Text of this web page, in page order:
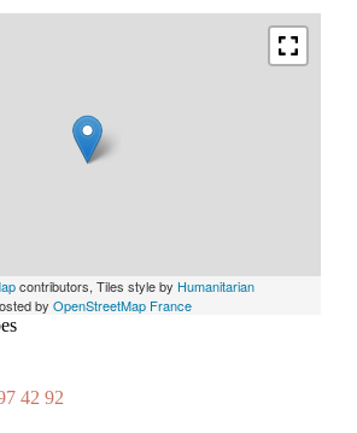
contributors, Tiles style by Humanitarian
by OpenStreetMap France
42 92